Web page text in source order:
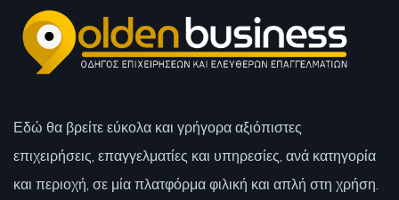
Εδώ θα βρείτε εύκολα και γρήγορα αξιόπιστες
επιχειρήσεις, επαγγελματίες και υπηρεσίες, ανά κατηγορία
και περιοχή, σε μία πλατφόρμα φιλική και απλή στη χρήση.